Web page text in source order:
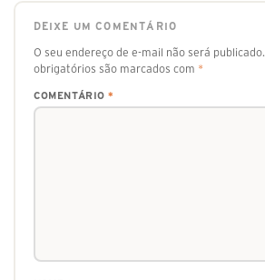
DEIXE UM COMENTÁRIO
O seu endereço de e-mail não será publicado.
obrigatórios são marcados com *
COMENTÁRIO *